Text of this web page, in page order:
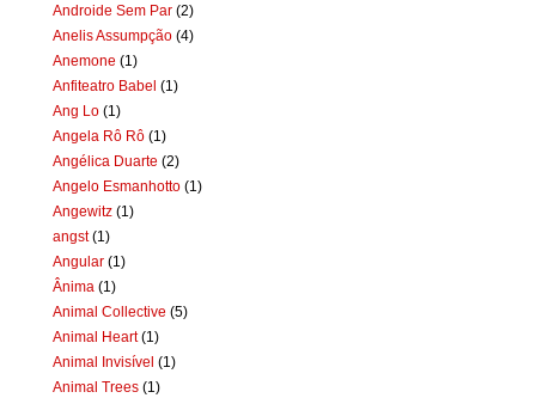
Androide Sem Par (2)
Anelis Assumpção (4)
Anemone (1)
Anfiteatro Babel (1)
Ang Lo (1)
Angela Rô Rô (1)
Angélica Duarte (2)
Angelo Esmanhotto (1)
Angewitz (1)
angst (1)
Angular (1)
Ânima (1)
Animal Collective (5)
Animal Heart (1)
Animal Invisível (1)
Animal Trees (1)